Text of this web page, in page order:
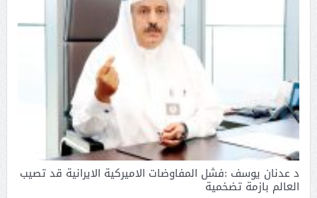
د عدنان يوسف :فشل المفاوضات الاميركية الايرانية قد تصيب
العالم بازمة تضخمية